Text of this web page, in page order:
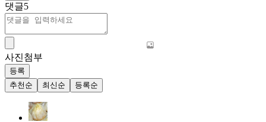
댓글5
사진첨부
등록
추천순
최신순 등록순